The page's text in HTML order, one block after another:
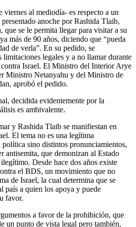
viernes al mediodía- es respecto a un
anoche por Rashida Tlaib,
que se le permita llegar para visitar a su
más de 90 años, diciendo que “pueda
de verla”. En su pedido, se
limitaciones legales y a no llamar durante
Israel. El Ministro del Interior Arye
Ministro Netanyahu y del Ministro de
aprobó el pedido.
decidida evidentemente por la
es ambivalente.
y Rashida Tlaib se manifiestan en
El tema no es una legítima
sino distintos pronunciamientos,
antisemita, que demonizan al Estado
Desde hace dos años existe
el BDS, un movimiento que no
de Israel, la cual determina que se
país a quien los apoya y puede
favor.
a favor de la prohibición, que
un punto de vista legal pero también,